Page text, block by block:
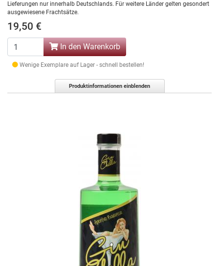
Lieferungen nur innerhalb Deutschlands. Für weitere Länder gelten gesondert
ausgewiesene Frachtsätze.
19,50 €
In den Warenkorb
Wenige Exemplare auf Lager - schnell bestellen!
Produktinformationen einblenden